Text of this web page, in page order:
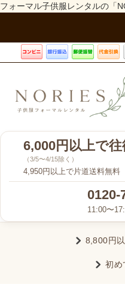
フォーマル子供服レンタルの「
6,000円以上で
（3/5〜4/15除く）
4,950円以上で片道送料無料
0120-
11:00〜
8,800円
初め